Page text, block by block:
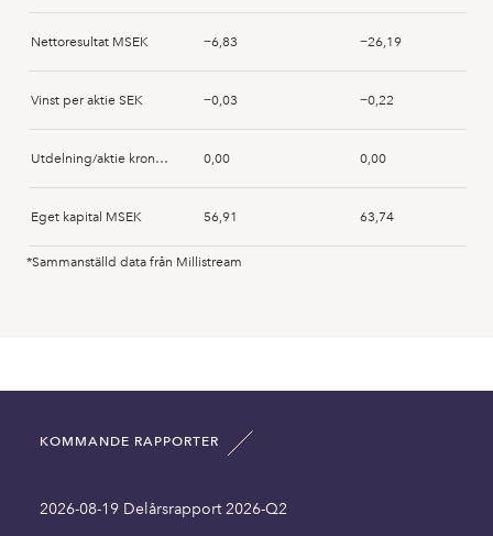
Nettoresultat MSEK −6,83 −26,19
Vinst per aktie SEK −0,03 −0,22
Utdelning/aktie kronor SEK 0,00 0,00
Eget kapital MSEK 56,91 63,74
Omsättningstillgångar MSEK 22,84 27,80
Summa tillgångar MSEK 62,21
Långfristiga skulder inklusive MSEK 0,00
*Sammanställd data från Millistream
KOMMANDE RAPPORTER
2026-08-19 Delårsrapport 2026-Q2